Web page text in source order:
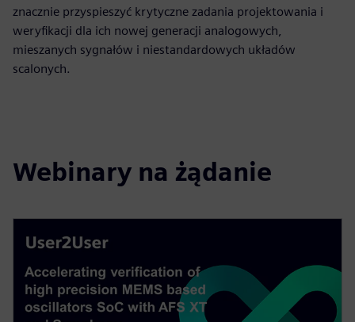
znacznie przyspieszyć krytyczne zadania projektowania i
weryfikacji dla ich nowej generacji analogowych,
mieszanych sygnałów i niestandardowych układów
scalonych.
Webinary na żądanie